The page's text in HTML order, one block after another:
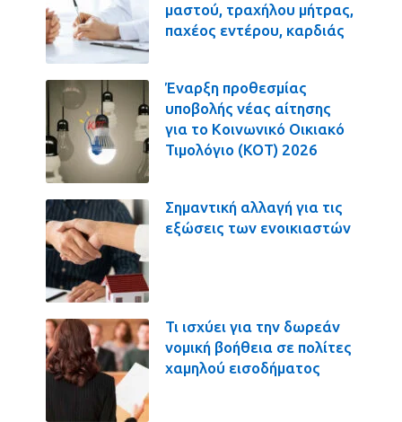
μαστού, τραχήλου μήτρας,
παχέος εντέρου, καρδιάς
Έναρξη προθεσμίας
υποβολής νέας αίτησης
για το Κοινωνικό Οικιακό
Τιμολόγιο (ΚΟΤ) 2026
Σημαντική αλλαγή για τις
εξώσεις των ενοικιαστών
Τι ισχύει για την δωρεάν
νομική βοήθεια σε πολίτες
χαμηλού εισοδήματος